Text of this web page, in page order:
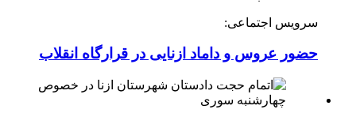
سرویس اجتماعی:
حضور عروس و داماد ازنایی در قرارگاه انقلاب